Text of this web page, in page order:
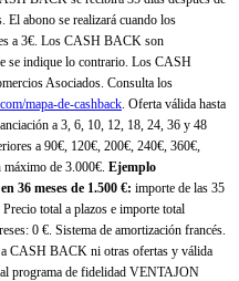
El abono se realizará cuando los
a 3€. Los CASH BACK son
se indique lo contrario. Los CASH
Asociados. Consulta los
mapa-de-cashback. Oferta válida hasta
a 3, 6, 10, 12, 18, 24, 36 y 48
a 90€, 120€, 200€, 240€, 360€,
máximo de 3.000€. Ejemplo
36 meses de 1.500 €: importe de las 35
total a plazos e importe total
0 €. Sistema de amortización francés.
CASH BACK ni otras ofertas y válida
al programa de fidelidad VENTAJON